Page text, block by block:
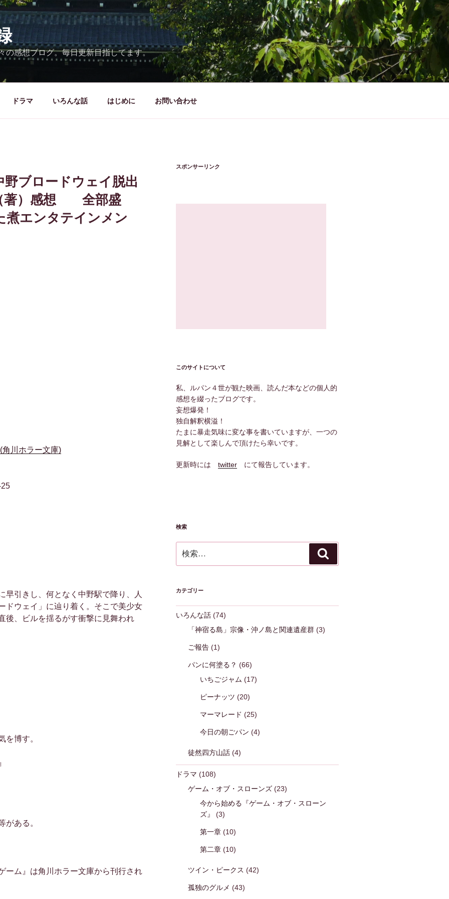
の感想ブログ。毎日更新目指してます。
ドラマ いろんな話 はじめに お問い合わせ
ブロードウェイ脱出
著）感想 全部盛
煮エンタテインメン
川ホラー文庫)
早引きし、何となく中野駅で降り、人
ドウェイ」に辿り着く。そこで美少女
後、ビルを揺るがす衝撃に見舞われ
を博す。
がある。
ーム』は角川ホラー文庫から刊行され
スポンサーリンク
このサイトについて
私、ルパン４世が観た映画、読んだ本などの個人的
感想を綴ったブログです。
妄想爆発！
独自解釈横溢！
たまに暴走気味に変な事を書いていますが、一つの
見解として楽しんで頂けたら幸いです。
更新時には twitterにて報告しています。
検索
索:
索
カテゴリー
いろんな話(74)
「神宿る島」宗像・沖ノ島と関連遺産群(3)
ご報告(1)
パンに何塗る？ (66)
いちごジャム (17)
ピーナッツ (20)
マーマレード (25)
今日の朝ごパン (4)
徒然四方山話(4)
ドラマ (108)
ゲーム・オブ・スローンズ(23)
今から始める『ゲーム・オブ・スローン
ズ』
(3)
第一章(10)
第二章(10)
ツイン・ピークス (42)
孤独のグルメ (43)